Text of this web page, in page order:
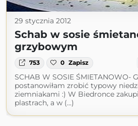
29 stycznia 2012
Schab w sosie
grzybowym
753 0 Zapisz
SCHAB W SOSIE ŚMIETANOWO-
postanowiłam zrobić typowy
ziemniakami :) W Biedronce
plastrach, a w (...)